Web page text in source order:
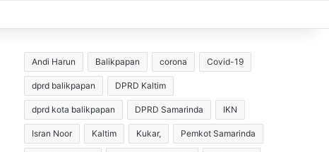
Andi Harun Balikpapan corona Covid-19
dprd balikpapan DPRD Kaltim
dprd kota balikpapan DPRD Samarinda IKN
Isran Noor Kaltim Kukar, Pemkot Samarinda